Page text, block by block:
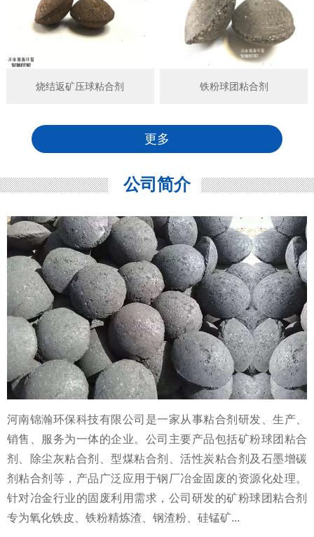
烧结返矿压球粘合剂 铁粉球团粘合剂
更多
公司简介
河南锦瀚环保科技有限公司是一家从事粘合剂研发、生产、
销售、服务为一体的企业。公司主要产品包括矿粉球团粘合
剂、除尘灰粘合剂、型煤粘合剂、活性炭粘合剂及石墨增碳
剂粘合剂等，产品广泛应用于钢厂冶金固废的资源化处理。
针对冶金行业的固废利用需求，公司研发的矿粉球团粘合剂
专为氧化铁皮、铁粉精炼渣、钢渣粉、硅锰矿...